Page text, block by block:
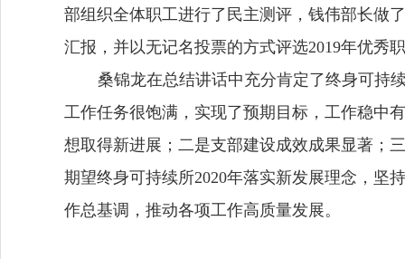
部组织全体职工进行了民主测评，钱伟部长做
汇报，并以无记名投票的方式评选2019年优秀
桑锦龙在总结讲话中充分肯定了终身可持
工作任务很饱满，实现了预期目标，工作稳中
想取得新进展；二是支部建设成效成果显著；
期望终身可持续所2020年落实新发展理念，坚
作总基调，推动各项工作高质量发展。